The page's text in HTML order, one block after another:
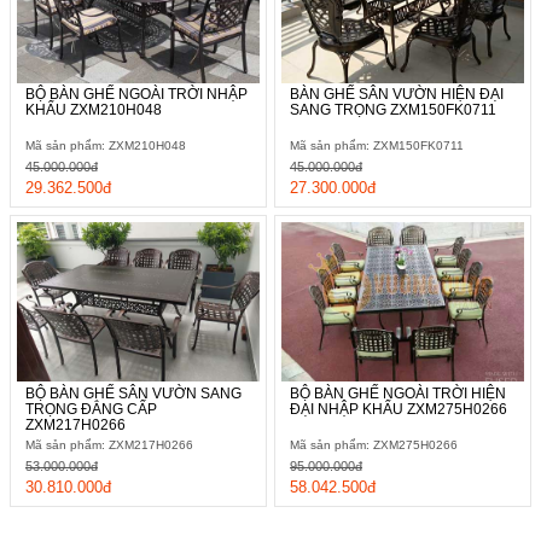
BỘ BÀN GHẾ NGOÀI TRỜI NHẬP
KHẨU ZXM210H048
Mã sản phẩm: ZXM210H048
29.362.500đ
45.000.000đ
BÀN GHẾ SÂN VƯỜN HIỆN ĐẠI
SANG TRỌNG ZXM150FK0711
Mã sản phẩm: ZXM150FK0711
27.300.000đ
45.000.000đ
BỘ BÀN GHẾ SÂN VƯỜN SANG
TRỌNG ĐẲNG CẤP
ZXM217H0266
Mã sản phẩm: ZXM217H0266
30.810.000đ
53.000.000đ
BỘ BÀN GHẾ NGOÀI TRỜI HIỆN
ĐẠI NHẬP KHẨU ZXM275H0266
Mã sản phẩm: ZXM275H0266
58.042.500đ
95.000.000đ